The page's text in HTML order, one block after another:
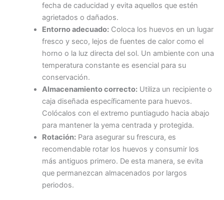
fecha de caducidad y evita aquellos que estén
agrietados o dañados.
Entorno adecuado:Coloca los huevos en un lugar
fresco y seco, lejos de fuentes de calor como el
horno o la luz directa del sol. Un ambiente con una
temperatura constante es esencial para su
conservación.
Almacenamiento correcto:Utiliza un recipiente o
caja diseñada específicamente para huevos.
Colócalos con el extremo puntiagudo hacia abajo
para mantener la yema centrada y protegida.
Rotación:Para asegurar su frescura, es
recomendable rotar los huevos y consumir los
más antiguos primero. De esta manera, se evita
que permanezcan almacenados por largos
periodos.